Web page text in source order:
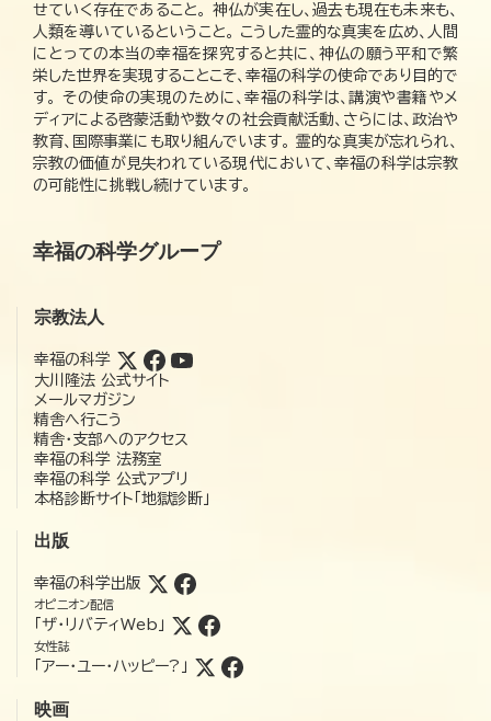
せていく存在であること。 神仏が実在し、過去も現在も未来も、
人類を導いているということ。 こうした霊的な真実を広め、人間
にとっての本当の幸福を探究すると共に、神仏の願う平和で繁
栄した世界を実現することこそ、幸福の科学の使命であり目的で
す。 その使命の実現のために、幸福の科学は、講演や書籍やメ
ディアによる啓蒙活動や数々の社会貢献活動、さらには、政治や
教育、国際事業にも取り組んでいます。 霊的な真実が忘れられ、
宗教の価値が見失われている現代において、幸福の科学は宗教
の可能性に挑戦し続けています。
幸福の科学グループ
宗教法人
幸福の科学
大川隆法 公式サイト
メールマガジン
精舎へ行こう
精舎・支部へのアクセス
幸福の科学 法務室
幸福の科学 公式アプリ
本格診断サイト「地獄診断」
出版
幸福の科学出版
オピニオン配信
「ザ・リバティWeb」
女性誌
「アー・ユー・ハッピー?」
映画